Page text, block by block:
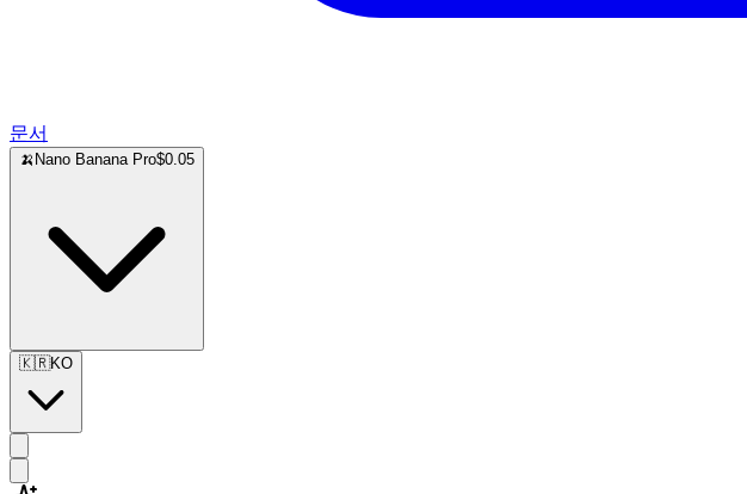
문서
🍌 Nano Banana Pro$0.05
🇰🇷KO